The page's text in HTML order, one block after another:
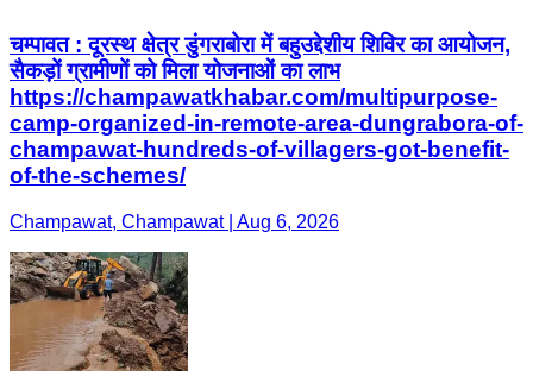
चम्पावत : दूरस्थ क्षेत्र डुंगराबोरा में बहुउद्देशीय शिविर का आयोजन,
सैकड़ों ग्रामीणों को मिला योजनाओं का लाभ
https://champawatkhabar.com/multipurpose-
camp-organized-in-remote-area-dungrabora-of-
champawat-hundreds-of-villagers-got-benefit-
of-the-schemes/
Champawat, Champawat | Aug 6, 2026